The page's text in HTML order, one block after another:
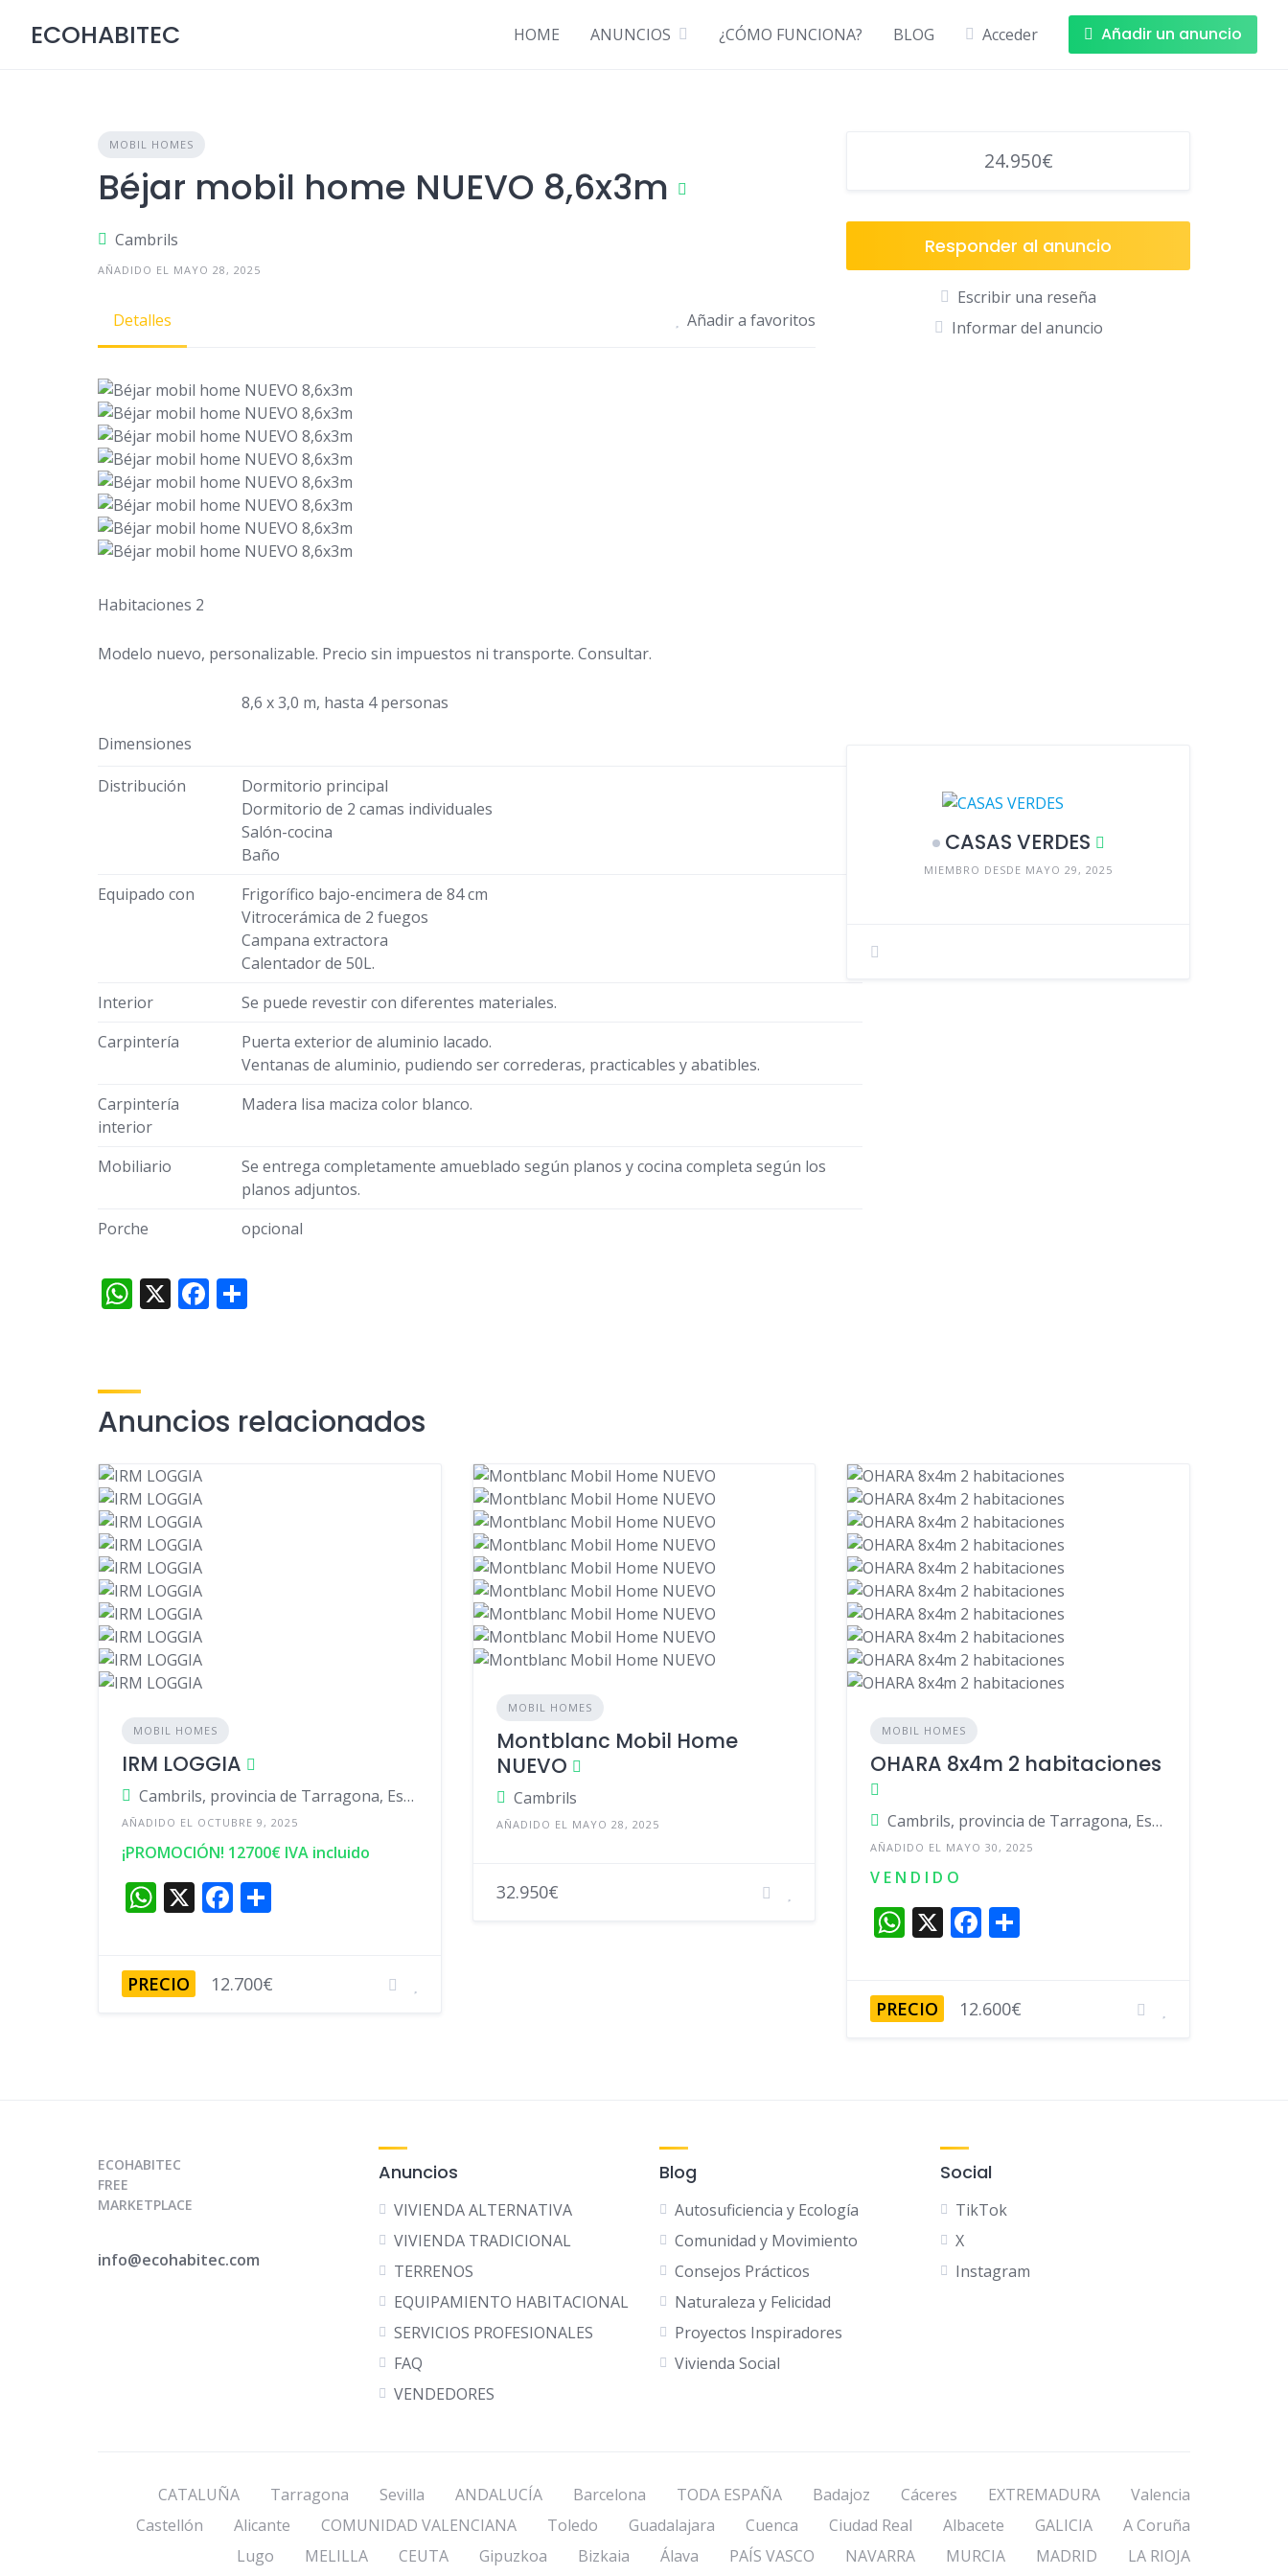
ECOHABITEC HOME ANUNCIOS ¿CÓMO FUNCIONA? BLOG Acceder Añadir un anuncio
MOBIL HOMES
Béjar mobil home NUEVO 8,6x3m
Cambrils
AÑADIDO EL MAYO 28, 2025
Detalles Añadir a favoritos
Habitaciones 2
Modelo nuevo, personalizable. Precio sin impuestos ni transporte. Consultar.
Dimensiones
8,6 x 3,0 m, hasta 4 personas
Distribución
Dormitorio principal
Dormitorio de 2 camas individuales
Salón-cocina
Baño
Equipado con
Frigorífico bajo-encimera de 84 cm
Vitrocerámica de 2 fuegos
Campana extractora
Calentador de 50L.
Interior
Se puede revestir con diferentes materiales.
Carpintería
Puerta exterior de aluminio lacado.
Ventanas de aluminio, pudiendo ser correderas, practicables y abatibles.
Carpintería
interior
Madera lisa maciza color blanco.
Mobiliario
Se entrega completamente amueblado según planos y cocina completa según los
planos adjuntos.
Porche
opcional
WhatsApp
X Facebook
24.950€
Responder al anuncio
Escribir una reseña
Informar del anuncio
CASAS VERDES
MIEMBRO DESDE MAYO 29, 2025
Anuncios relacionados
MOBIL HOMES
IRM LOGGIA
Cambrils, provincia de Tarragona, España
AÑADIDO EL OCTUBRE 9, 2025
¡PROMOCIÓN! 12700€ IVA incluido
W
s
X F
e p
PRECIO 12.700€
MOBIL HOMES
Montblanc Mobil Home
NUEVO
Cambrils
AÑADIDO EL MAYO 28, 2025
32.950€
MOBIL HOMES
OHARA 8x4m 2 habitaciones
Cambrils, provincia de Tarragona, España
AÑADIDO EL MAYO 30, 2025
V E N D I D O
W
s
X F
e p
PRECIO 12.600€
ECOHABITEC
FREE
MARKETPLACE
info@ecohabitec.com
Anuncios
VIVIENDA ALTERNATIVA
VIVIENDA TRADICIONAL
TERRENOS
EQUIPAMIENTO HABITACIONAL
SERVICIOS PROFESIONALES
FAQ
VENDEDORES
Blog
Autosuficiencia y Ecología
Comunidad y Movimiento
Consejos Prácticos
Naturaleza y Felicidad
Proyectos Inspiradores
Vivienda Social
Social
TikTok
X
Instagram
CATALUÑA Tarragona Sevilla ANDALUCÍA Barcelona TODA ESPAÑA Badajoz Cáceres EXTREMADURA
Valencia
Castellón
Alicante COMUNIDAD VALENCIANA Toledo Guadalajara Cuenca Ciudad Real Albacete GALICIA
A Coruña
Lugo
MELILLA CEUTA Gipuzkoa Bizkaia Álava PAÍS VASCO NAVARRA MURCIA MADRID LA RIOJA
Descubre cómo funciona ¡Anúnciate GRATIS! +Info